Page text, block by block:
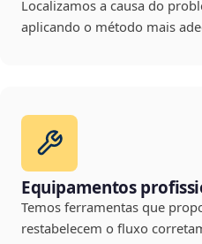
Localizamos a causa do
aplicando o método mais
Equipamentos
Temos ferramentas que
restabelecem o fluxo